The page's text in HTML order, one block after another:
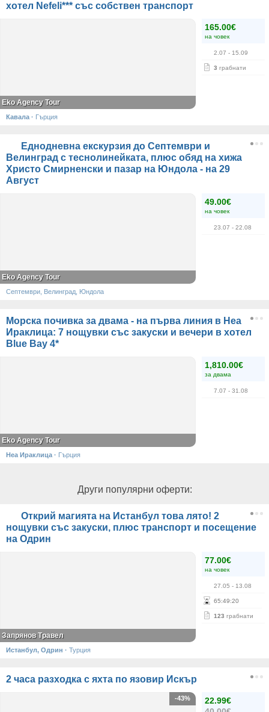
хотел Nefeli*** със собствен транспорт
165.00€
на човек
2.07 - 15.09
3 грабнати
Eko Agency Tour
Кавала · Гърция
Еднодневна екскурзия до Септември и
Велинград с теснолинейката, плюс обяд на хижа
Христо Смирненски и пазар на Юндола - на 29
Август
49.00€
на човек
23.07 - 22.08
Eko Agency Tour
Септември, Велинград, Юндола
Морска почивка за двама - на първа линия в Неа
Ираклица: 7 нощувки със закуски и вечери в хотел
Blue Bay 4*
1,810.00€
за двама
7.07 - 31.08
Eko Agency Tour
Неа Ираклица · Гърция
Други популярни оферти:
Открий магията на Истанбул това лято! 2
нощувки със закуски, плюс транспорт и посещение
на Одрин
77.00€
на човек
27.05 - 13.08
65:49:20
123 грабнати
Запрянов Травел
Истанбул, Одрин · Турция
2 часа разходка с яхта по язовир Искър
22.99€
-43%